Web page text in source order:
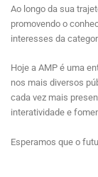
Ao longo da sua
promovendo o
interesses da
Hoje a AMP é uma
nos mais diversos
cada vez mais
interatividade e
Esperamos que o